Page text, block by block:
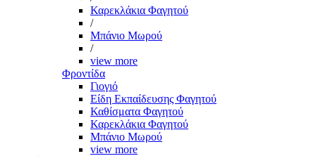
Καρεκλάκια Φαγητού
/
Μπάνιο Μωρού
/
view more
Φροντίδα
Γιογιό
Είδη Εκπαίδευσης Φαγητού
Καθίσματα Φαγητού
Καρεκλάκια Φαγητού
Μπάνιο Μωρού
view more